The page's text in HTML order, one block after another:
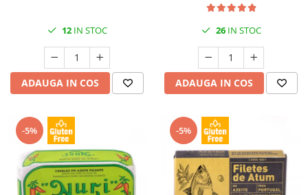
12IN STOC
ADAUGA IN COS
26IN STOC
ADAUGA IN COS
-5% -5%